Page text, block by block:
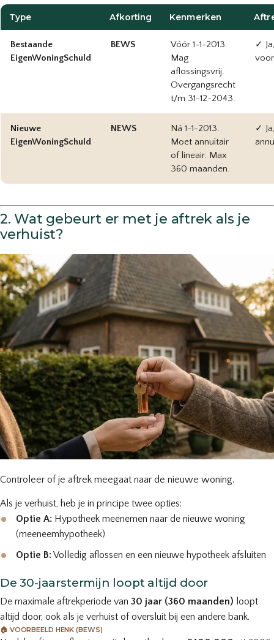
Type Afkorting Kenmerken
Bestaande
EigenWoningSchuld
BEWS
Vóór 1-1-2013.
Mag
aflossingsvrij.
Overgangsrecht
t/m 31-12-2043.
✓
Nieuwe
EigenWoningSchuld
NEWS
Ná 1-1-2013.
Moet annuïtair
of lineair. Max
360 maanden.
✓
2. Wat gebeurt er met je aftrek als je
verhuist?
Controleer of je aftrek meegaat naar de nieuwe woning.
Als je verhuist, heb je in principe twee opties:
Optie A: Hypotheek meenemen naar de nieuwe woning
(meeneemhypotheek)
Optie B:Volledig aflossen en een nieuwe hypotheek afsluiten
De 30-jaarstermijn loopt altijd door
De maximale aftrekperiode van 30 jaar (360 maanden) loopt
altijd door, ook als je verhuist of oversluit bij een andere bank.
🏠 VOORBEELD HENK (BEWS)